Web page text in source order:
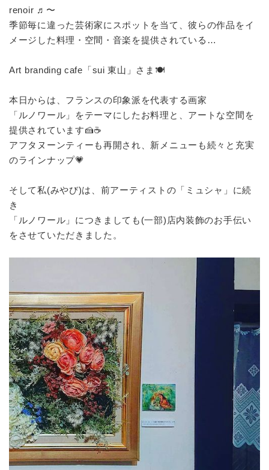
renoir ♬〜
季節毎に違った芸術家にスポットを当て、彼らの作品をイ
メージした料理・空間・音楽を提供されている…
Art branding cafe「sui 東山」さま🍽️
本日からは、フランスの印象派を代表する画家
「ルノワール」をテーマにしたお料理と、アートな空間を
提供されています🍰☕
アフタヌーンティーも再開され、新メニューも続々と充実
のラインナップ💗
そして私(みやび)は、前アーティストの「ミュシャ」に続
き
「ルノワール」につきましても(一部)店内装飾のお手伝い
をさせていただきました。